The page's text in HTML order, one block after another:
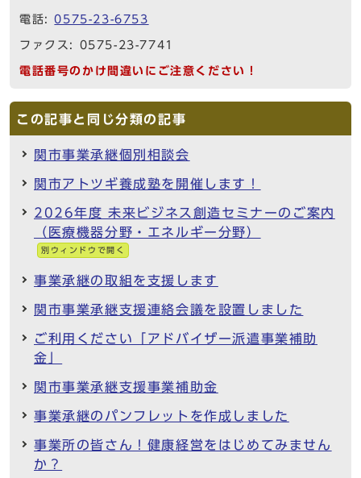
電話:0575-23-6753
ファクス: 0575-23-7741
電話番号のかけ間違いにご注意ください！
この記事と同じ分類の記事
関市事業承継個別相談会
関市アトツギ養成塾を開催します！
2026年度 未来ビジネス創造セミナーのご案内
（医療機器分野・エネルギー分野）
別ウィンドウで開く
事業承継の取組を支援します
関市事業承継支援連絡会議を設置しました
ご利用ください「アドバイザー派遣事業補助
金」
関市事業承継支援事業補助金
事業承継のパンフレットを作成しました
事業所の皆さん！健康経営をはじめてみません
か？